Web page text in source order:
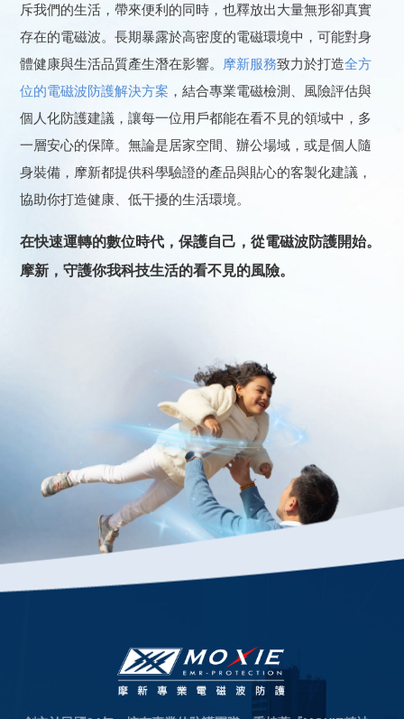
斥我們的生活，帶來便利的同時，也釋放出大量無形卻真實
存在的電磁波。長期暴露於高密度的電磁環境中，可能對身
體健康與生活品質產生潛在影響。 摩新服務致力於打造全方
位的電磁波防護解決方案 ，結合專業電磁檢測、風險評估與
個人化防護建議，讓每一位用戶都能在看不見的領域中，多
一層安心的保障。無論是居家空間、辦公場域，或是個人隨
身裝備，摩新都提供科學驗證的產品與貼心的客製化建議，
協助你打造健康、低干擾的生活環境。
在快速運轉的數位時代，保護自己，從電磁波防護開始。
摩新，守護你我科技生活的看不見的風險。